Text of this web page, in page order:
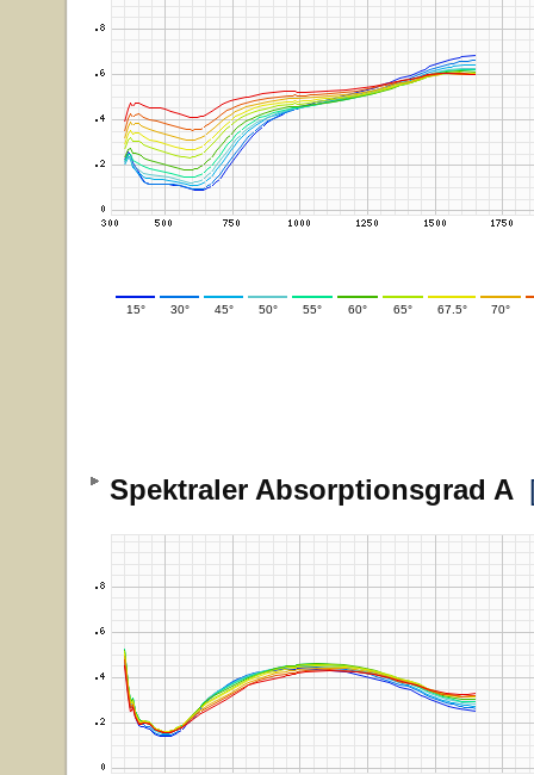
15° 30° 45° 50° 55° 60° 65° 67.5° 70°
Spektraler Absorptionsgrad A